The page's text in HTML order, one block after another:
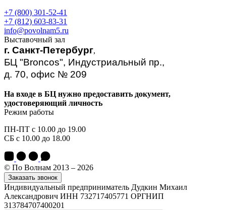
+7 (800) 301-52-41
+7 (812) 603-83-31
info@povolnam5.ru
Выставочный зал
г. Санкт-Петербург,
БЦ "Broncos", Индустриальный пр.,
д. 70, офис № 209
На входе в БЦ нужно предоставить документ,
удостоверяющий личность
Режим работы
ПН-ПТ с 10.00 до 19.00
СБ с 10.00 до 18.00
© По Волнам 2013 – 2026
Заказать звонок
Индивидуальный предприниматель Дудкин Михаил
Александрович ИНН 732717405771 ОРГНИП
313784707400201